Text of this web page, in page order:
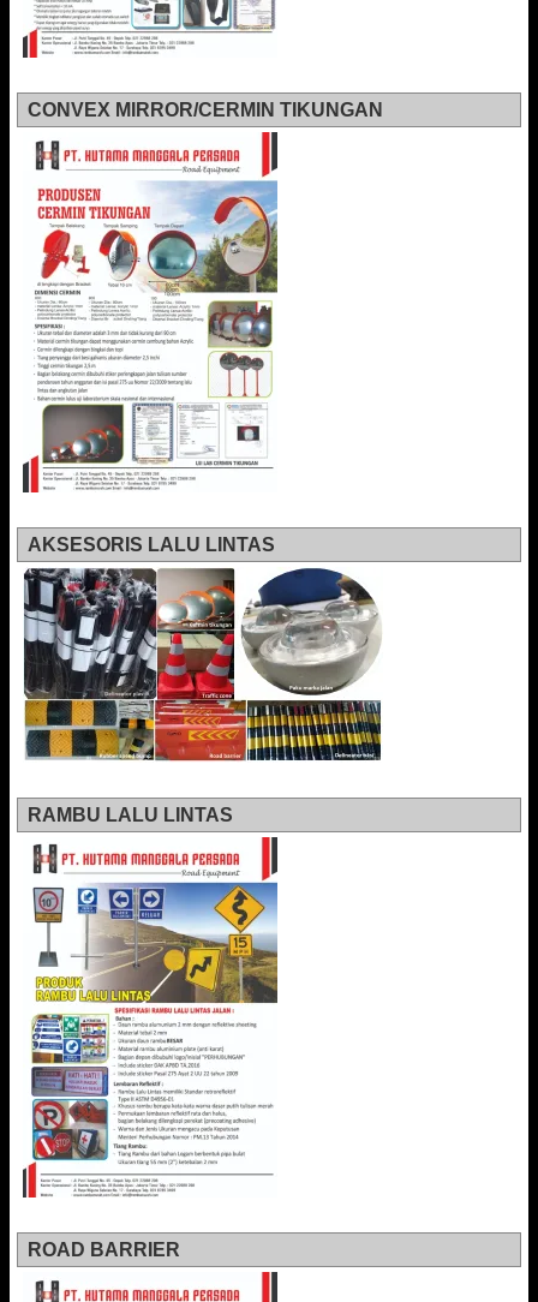
CONVEX MIRROR/CERMIN TIKUNGAN
AKSESORIS LALU LINTAS
RAMBU LALU LINTAS
ROAD BARRIER